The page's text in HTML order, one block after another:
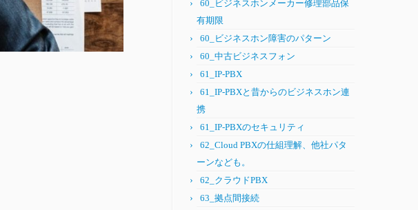
60_ビジネスホンメーカー修理部品保
有期限
60_ビジネスホン障害のパターン
60_中古ビジネスフォン
61_IP-PBX
61_IP-PBXと昔からのビジネスホン連
携
61_IP-PBXのセキュリティ
62_Cloud PBXの仕組理解、他社パタ
ーンなども。
62_クラウドPBX
63_拠点間接続